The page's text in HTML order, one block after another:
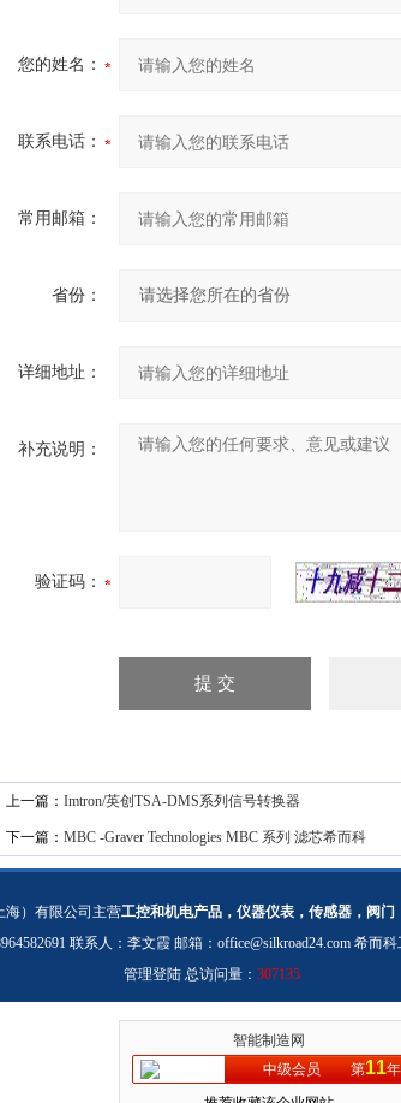
您的姓名：
联系电话：
常用邮箱：
省份：
详细地址：
补充说明：
验证码：
上一篇： Imtron/英创TSA-DMS系列信号转换器
下一篇： MBC -Graver Technologies MBC 系列 滤芯希而科
海）有限公司主营工控和机电产品，仪器仪表，传感器，阀
联系人：李文霞 邮箱： office@silkroad24.com 希而科
管理登陆 总访问量： 307135
智能制造网
中级会员
第11年